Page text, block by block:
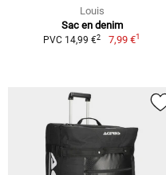
Louis
Sac en denim
PVC 14,99 €2 7,99 €1